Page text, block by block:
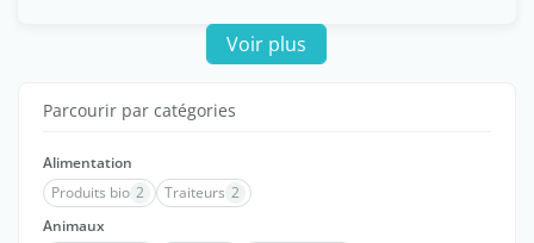
Voir plus
Parcourir par catégories
Alimentation
Produits bio 2 Traiteurs 2
Animaux